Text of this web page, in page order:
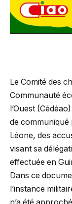
Le Comité des
Communauté
l’Ouest
de
Léone, des
visant sa
effectuée en
Dans ce
l’instance